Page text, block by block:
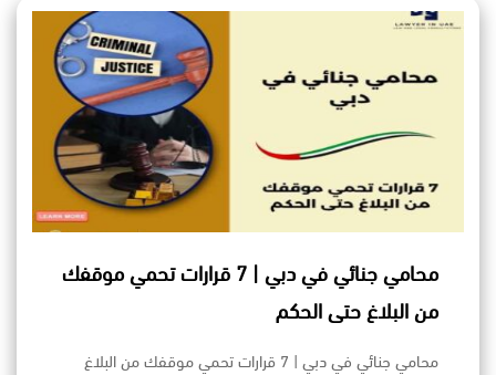
محامي جنائي في دبي | 7 قرارات تحمي موقفك
من البلاغ حتى الحكم
محامي جنائي في دبي | 7 قرارات تحمي موقفك من البلاغ